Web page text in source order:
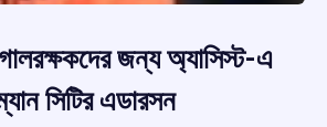
জন্য অ্যাসিস্ট-এ
সিটির এডারসন